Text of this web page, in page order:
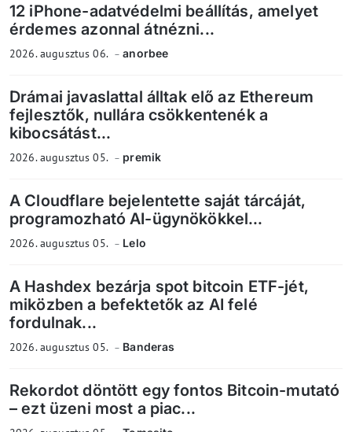
12 iPhone-adatvédelmi beállítás, amelyet
érdemes azonnal átnézni...
2026. augusztus 06. anorbee
Drámai javaslattal álltak elő az Ethereum
fejlesztők, nullára csökkentenék a
kibocsátást...
2026. augusztus 05. premik
A Cloudflare bejelentette saját tárcáját,
programozható AI-ügynökökkel...
2026. augusztus 05. Lelo
A Hashdex bezárja spot bitcoin ETF-jét,
miközben a befektetők az AI felé
fordulnak...
2026. augusztus 05. Banderas
Rekordot döntött egy fontos Bitcoin-mutató
– ezt üzeni most a piac...